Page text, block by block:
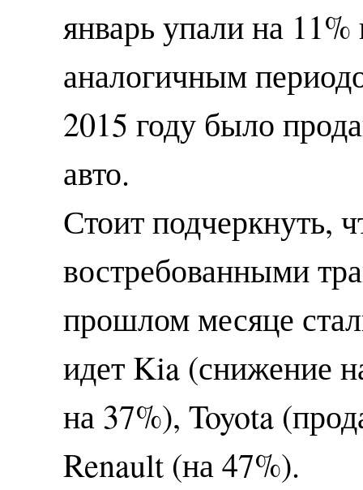
январь упали на
аналогичным
2015 году было
авто.
Стоит подчеркнуть,
востребованными
прошлом месяце
идет Kia (снижение
на 37%), Toyota
Renault (на 47%).